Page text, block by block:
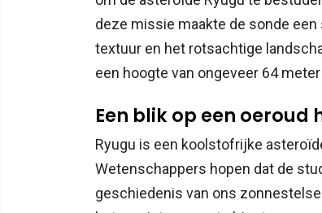
deze missie maakte de sonde
textuur en het rotsachtige
een hoogte van ongeveer 64
Een blik op een
Ryugu is een koolstofrijke
Wetenschappers hopen dat de
geschiedenis van ons